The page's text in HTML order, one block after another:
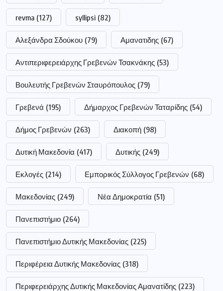
revma (127) syllipsi (82)
Αλεξάνδρα Σδούκου (79) Αμανατιδης (67)
Αντιπεριφερειάρχης Γρεβενών Τσακνάκης (53)
Βουλευτής Γρεβενών Σταυρόπουλος (79)
Γρεβενά (195) Δήμαρχος Γρεβενών Ταταρίδης (54)
Δήμος Γρεβενών (263) Διακοπή (98)
Δυτική Μακεδονία (417) Δυτικής (249)
Εκλογές (214) Εμπορικός Σύλλογος Γρεβενών (68)
Μακεδονίας (249) Νέα Δημοκρατία (51)
Πανεπιστήμιο (264)
Πανεπιστήμιο Δυτικής Μακεδονίας (225)
Περιφέρεια Δυτικής Μακεδονίας (318)
Περιφερειάρχης Δυτικής Μακεδονίας Αμανατίδης (223)